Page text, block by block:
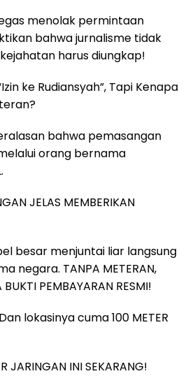
menolak permintaan
bahwa jurnalisme tidak
harus diungkap!
ke Rudiansyah”, Tapi Kenapa
bahwa pemasangan
orang bernama
JELAS MEMBERIKAN
besar menjuntai liar langsung
negara. TANPA METERAN,
PEMBAYARAN RESMI!
lokasinya cuma 100 METER
JARINGAN INI SEKARANG!